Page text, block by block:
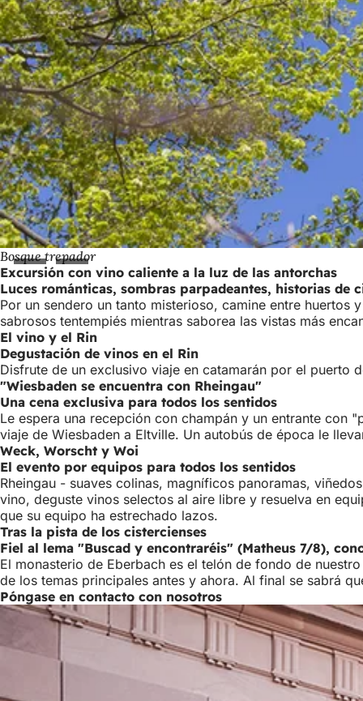
Bosque trepador
Excursión con vino caliente a la luz de las antorchas
Luces románticas, sombras parpadeantes, historias de
Por un sendero un tanto misterioso, camine entre
sabrosos tentempiés mientras saborea las vistas más
El vino y el Rin
Degustación de vinos en el Rin
Disfrute de un exclusivo viaje en catamarán por el puerto
"Wiesbaden se encuentra con Rheingau"
Una cena exclusiva para todos los sentidos
Le espera una recepción con champán y un entrante con
viaje de Wiesbaden a Eltville. Un autobús de época le
Weck, Worscht y Woi
El evento por equipos para todos los sentidos
Rheingau - suaves colinas, magníficos panoramas,
vino, deguste vinos selectos al aire libre y resuelva en
que su equipo ha estrechado lazos.
Tras la pista de los cistercienses
Fiel al lema "Buscad y encontraréis" (Matheus 7/8),
El monasterio de Eberbach es el telón de fondo de
de los temas principales antes y ahora. Al final se sabrá
Póngase en contacto con nosotros